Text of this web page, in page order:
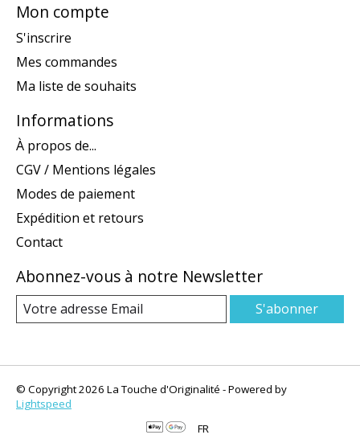
Mon compte
S'inscrire
Mes commandes
Ma liste de souhaits
Informations
À propos de...
CGV / Mentions légales
Modes de paiement
Expédition et retours
Contact
Abonnez-vous à notre Newsletter
S'abonner
© Copyright 2026 La Touche d'Originalité - Powered by
Lightspeed
FR